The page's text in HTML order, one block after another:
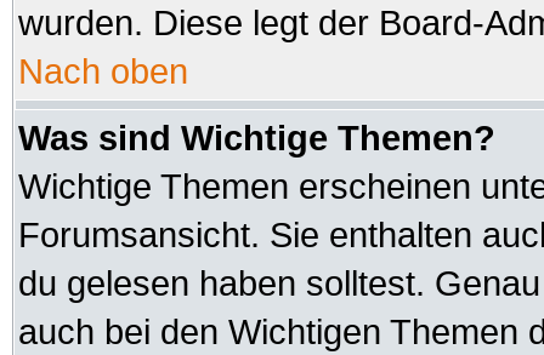
wurden. Diese legt der Board-
Nach oben
Was sind Wichtige Themen?
Wichtige Themen erscheinen
Forumsansicht. Sie enthalten
du gelesen haben solltest.
auch bei den Wichtigen Themen